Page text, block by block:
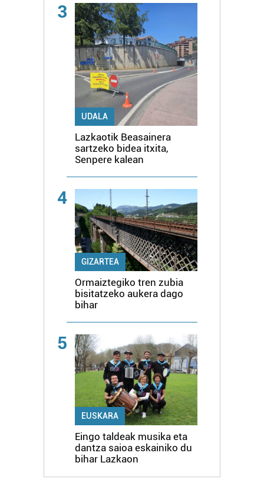
3
UDALA
Lazkaotik Beasainera
sartzeko bidea itxita,
Senpere kalean
4
GIZARTEA
Ormaiztegiko tren zubia
bisitatzeko aukera dago
bihar
5
EUSKARA
Eingo taldeak musika eta
dantza saioa eskainiko du
bihar Lazkaon